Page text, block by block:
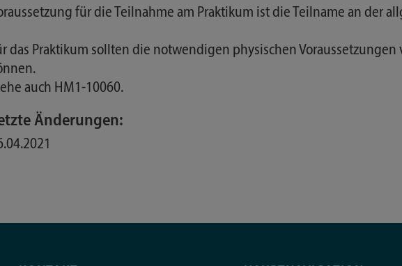
für die Teilnahme am Praktikum ist die Teilname an der
das Praktikum sollten die notwendigen physischen
auch HM1-10060.
Änderungen: